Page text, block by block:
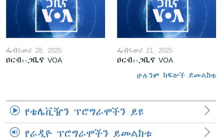
ፌብሩወሪ 28, 2025
ዐርብ፡-ጋቢና VOA
ፌብሩወሪ 21, 2025
ዐርብ፡-ጋቢና VOA
ሁሉንም ክፍሎች ይመልከቱ
የቴሌቪዥን ፕሮግራሞችን ይዩ
የራዲዮ ፕሮግራሞችን ይመልከቱ